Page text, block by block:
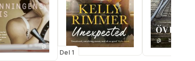
Del 1